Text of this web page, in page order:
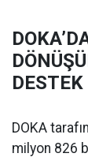
DESTEK
DOKA
milyon 826